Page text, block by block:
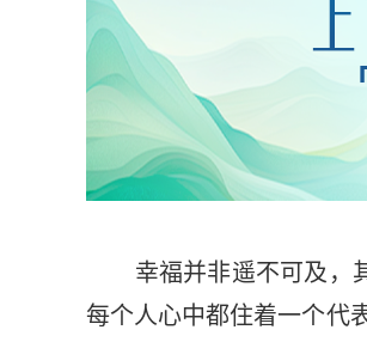
幸福并非遥不可及，其
每个人心中都住着一个代